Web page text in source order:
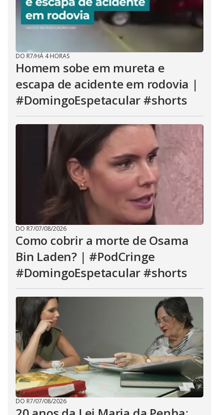
DO R7/HÁ 4 HORAS
Homem sobe em mureta e
escapa de acidente em rodovia |
#DomingoEspetacular #shorts
DO R7/07/08/2026
Como cobrir a morte de Osama
Bin Laden? | #PodCringe
#DomingoEspetacular #shorts
DO R7/07/08/2026